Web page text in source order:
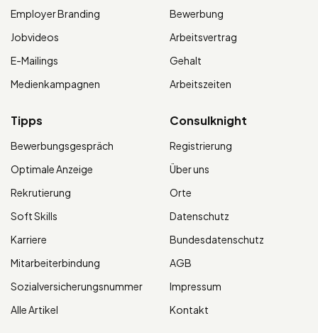
Employer Branding
Jobvideos
E-Mailings
Medienkampagnen
Bewerbung
Arbeitsvertrag
Gehalt
Arbeitszeiten
Tipps
Bewerbungsgespräch
Optimale Anzeige
Rekrutierung
Soft Skills
Karriere
Mitarbeiterbindung
Sozialversicherungsnummer
Alle Artikel
Consulknight
Registrierung
Über uns
Orte
Datenschutz
Bundesdatenschutz
AGB
Impressum
Kontakt